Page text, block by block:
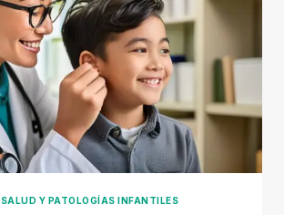
SALUD Y PATOLOGÍAS INFANTILES